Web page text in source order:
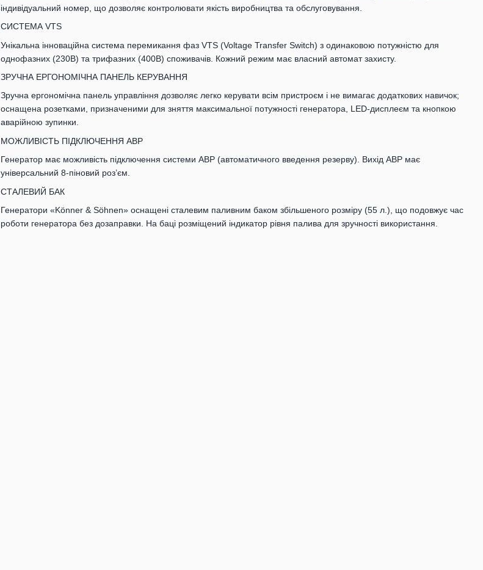
індивідуальний номер, що дозволяє контролювати якість виробництва та обслуговування.
СИСТЕМА VTS
Унікальна інноваційна система перемикання фаз VTS (Voltage Transfer Switch) з одинаковою потужністю для
однофазних (230В) та трифазних (400В) споживачів. Кожний режим має власний автомат захисту.
ЗРУЧНА ЕРГОНОМІЧНА ПАНЕЛЬ КЕРУВАННЯ
Зручна ергономічна панель управління дозволяє легко керувати всім пристроєм і не вимагає додаткових навичок;
оснащена розетками, призначеними для зняття максимальної потужності генератора, LED-дисплеєм та кнопкою
аварійною зупинки.
МОЖЛИВІСТЬ ПІДКЛЮЧЕННЯ АВР
Генератор має можливість підключення системи АВР (автоматичного введення резерву). Вихід АВР має
універсальний 8-піновий роз’єм.
СТАЛЕВИЙ БАК
Генератори «Könner & Söhnen» оснащені сталевим паливним баком збільшеного розміру (55 л.), що подовжує час
роботи генератора без дозаправки. На баці розміщений індикатор рівня палива для зручності використання.